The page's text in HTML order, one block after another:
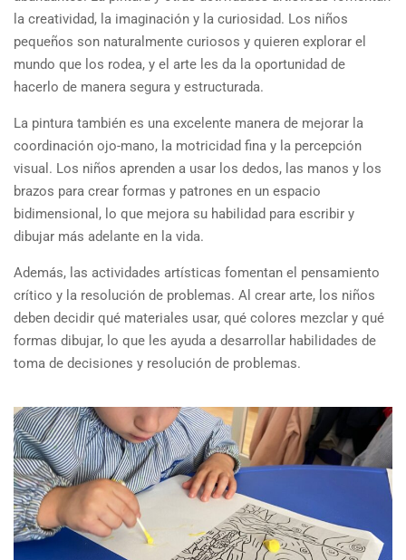
la creatividad, la imaginación y la curiosidad. Los niños
pequeños son naturalmente curiosos y quieren explorar el
mundo que los rodea, y el arte les da la oportunidad de
hacerlo de manera segura y estructurada.
La pintura también es una excelente manera de mejorar la
coordinación ojo-mano, la motricidad fina y la percepción
visual. Los niños aprenden a usar los dedos, las manos y los
brazos para crear formas y patrones en un espacio
bidimensional, lo que mejora su habilidad para escribir y
dibujar más adelante en la vida.
Además, las actividades artísticas fomentan el pensamiento
crítico y la resolución de problemas. Al crear arte, los niños
deben decidir qué materiales usar, qué colores mezclar y qué
formas dibujar, lo que les ayuda a desarrollar habilidades de
toma de decisiones y resolución de problemas.